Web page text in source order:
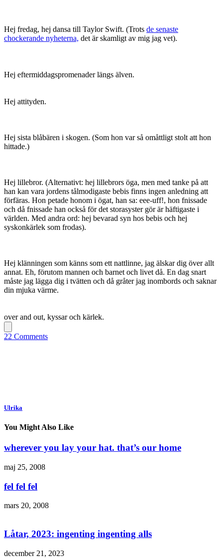
Hej fredag, hej dansa till Taylor Swift. (Trots de senaste
chockerande nyheterna, det är skamligt av mig jag vet).
Hej eftermiddagspromenader längs älven.
Hej attityden.
Hej sista blåbären i skogen. (Som hon var så omåttligt stolt att hon
hittade.)
Hej lillebror. (Alternativt: hej lillebrors öga, men med tanke på att
han kan vara jordens tålmodigaste bebis finns ingen anledning att
förfäras. Hon petade honom i ögat, han sa: eee-uff!, hon fnissade
och då fnissade han också för det storasyster gör är häftigaste i
världen. Med andra ord: hej bevarad syn hos bebis och hej
syskonkärlek som frodas).
Hej klänningen som känns som ett nattlinne, jag älskar dig över allt
annat. Eh, förutom mannen och barnet och livet då. En dag snart
måste jag lägga dig i tvätten och då gråter jag inombords och saknar
din mjuka värme.
over and out, kyssar och kärlek.
22 Comments
Ulrika
You Might Also Like
wherever you lay your hat. that’s our home
maj 25, 2008
fel fel fel
mars 20, 2008
Låtar, 2023: ingenting ingenting alls
december 21, 2023